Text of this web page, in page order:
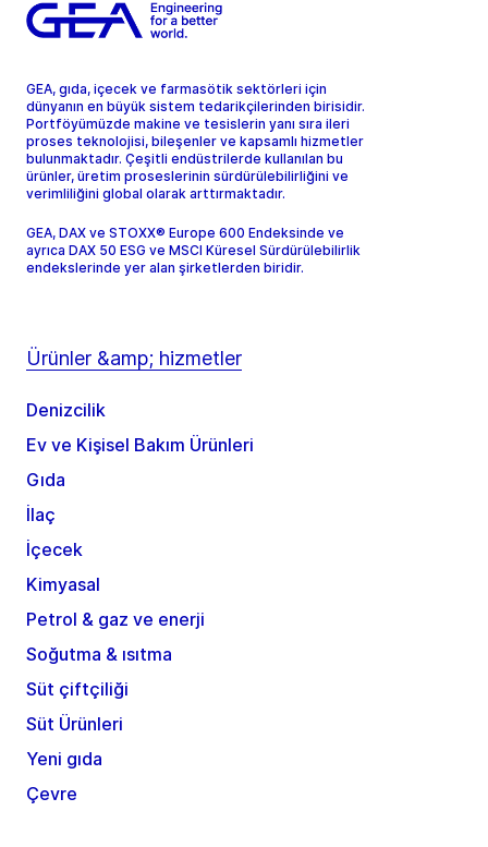
GEA, gıda, içecek ve farmasötik sektörleri için
dünyanın en büyük sistem tedarikçilerinden birisidir.
Portföyümüzde makine ve tesislerin yanı sıra ileri
proses teknolojisi, bileşenler ve kapsamlı hizmetler
bulunmaktadır. Çeşitli endüstrilerde kullanılan bu
ürünler, üretim proseslerinin sürdürülebilirliğini ve
verimliliğini global olarak arttırmaktadır.
GEA, DAX ve STOXX® Europe 600 Endeksinde ve
ayrıca DAX 50 ESG ve MSCI Küresel Sürdürülebilirlik
endekslerinde yer alan şirketlerden biridir.
Ürünler &amp; hizmetler
Denizcilik
Ev ve Kişisel Bakım Ürünleri
Gıda
İlaç
İçecek
Kimyasal
Petrol & gaz ve enerji
Soğutma & ısıtma
Süt çiftçiliği
Süt Ürünleri
Yeni gıda
Çevre